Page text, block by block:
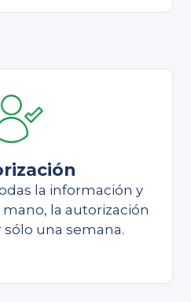
la información y
la autorización
una semana.